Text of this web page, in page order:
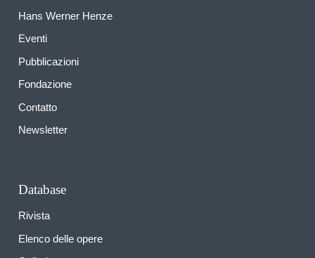
Hans Werner Henze
Eventi
Pubblicazioni
Fondazione
Contatto
Newsletter
Database
Rivista
Elenco delle opere